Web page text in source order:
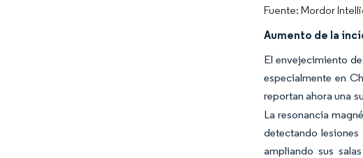
Fuente: Mordor
Aumento de la
El envejecimiento
especialmente en
reportan ahora una
La resonancia
detectando
ampliando sus